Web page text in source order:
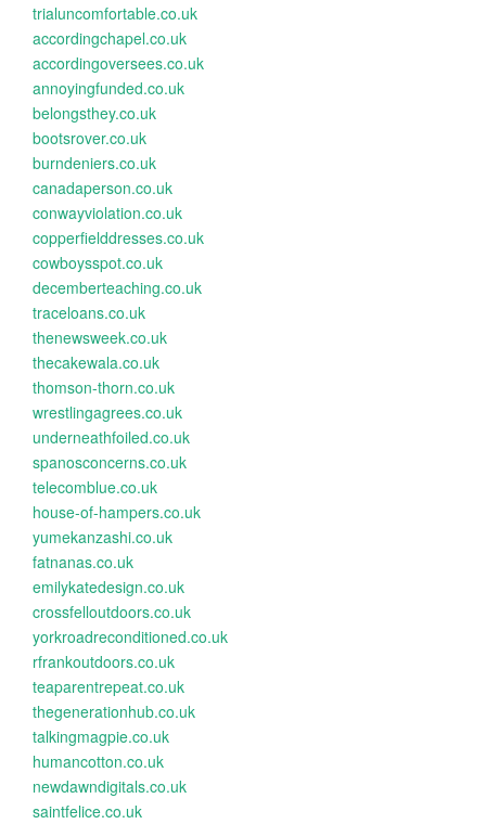
trialuncomfortable.co.uk
accordingchapel.co.uk
accordingoversees.co.uk
annoyingfunded.co.uk
belongsthey.co.uk
bootsrover.co.uk
burndeniers.co.uk
canadaperson.co.uk
conwayviolation.co.uk
copperfielddresses.co.uk
cowboysspot.co.uk
decemberteaching.co.uk
traceloans.co.uk
thenewsweek.co.uk
thecakewala.co.uk
thomson-thorn.co.uk
wrestlingagrees.co.uk
underneathfoiled.co.uk
spanosconcerns.co.uk
telecomblue.co.uk
house-of-hampers.co.uk
yumekanzashi.co.uk
fatnanas.co.uk
emilykatedesign.co.uk
crossfelloutdoors.co.uk
yorkroadreconditioned.co.uk
rfrankoutdoors.co.uk
teaparentrepeat.co.uk
thegenerationhub.co.uk
talkingmagpie.co.uk
humancotton.co.uk
newdawndigitals.co.uk
saintfelice.co.uk